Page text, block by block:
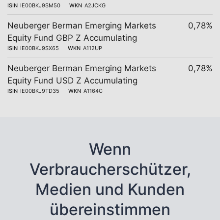
ISIN IE00BKJ9SM50 WKN A2JCKG
Neuberger Berman Emerging Markets
Equity Fund GBP Z Accumulating
ISIN IE00BKJ9SX65 WKN A112UP
0,78%
Neuberger Berman Emerging Markets
Equity Fund USD Z Accumulating
ISIN IE00BKJ9TD35 WKN A1164C
0,78%
Wenn
Verbraucherschützer,
Medien und Kunden
übereinstimmen